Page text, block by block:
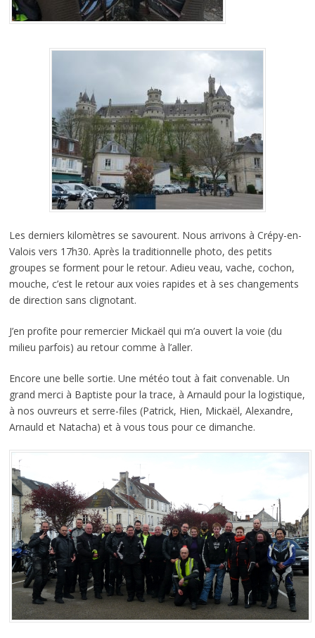
Les derniers kilomètres se savourent. Nous arrivons à Crépy-en-
Valois vers 17h30. Après la traditionnelle photo, des petits
groupes se forment pour le retour. Adieu veau, vache, cochon,
mouche, c’est le retour aux voies rapides et à ses changements
de direction sans clignotant.
J’en profite pour remercier Mickaël qui m’a ouvert la voie (du
milieu parfois) au retour comme à l’aller.
Encore une belle sortie. Une météo tout à fait convenable. Un
grand merci à Baptiste pour la trace, à Arnauld pour la logistique,
à nos ouvreurs et serre-files (Patrick, Hien, Mickaël, Alexandre,
Arnauld et Natacha) et à vous tous pour ce dimanche.